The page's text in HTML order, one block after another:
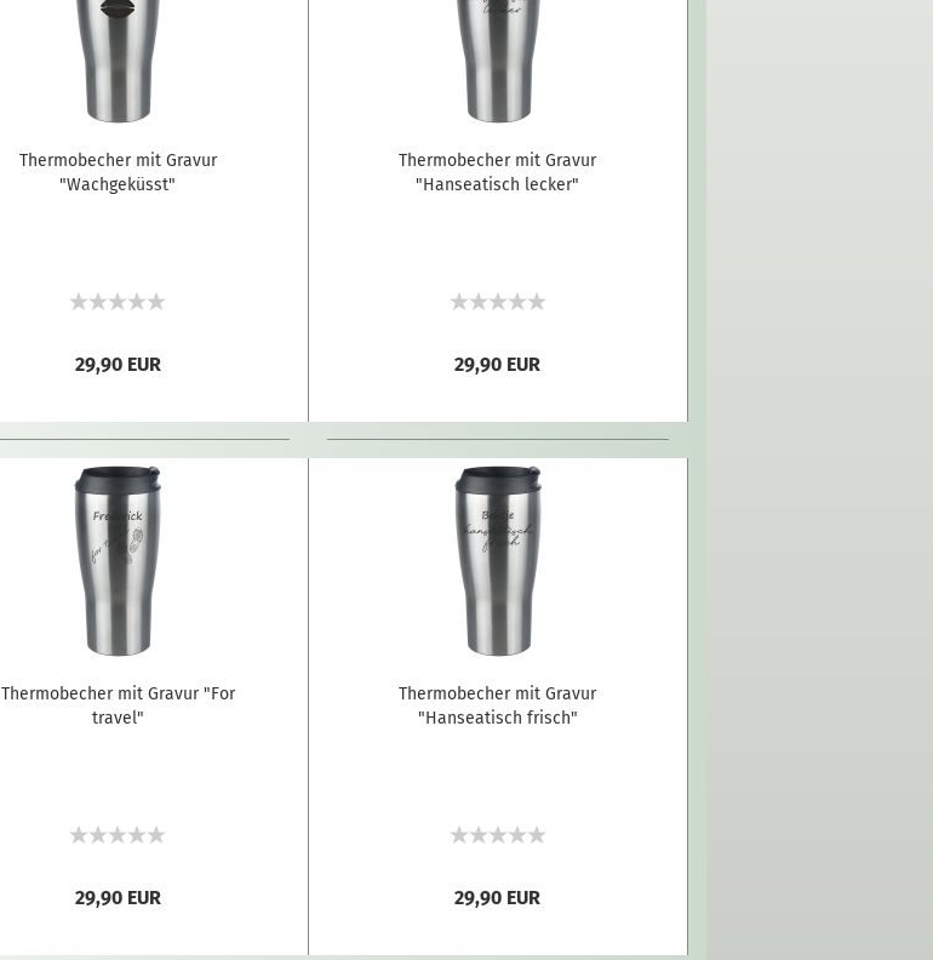
Thermobecher mit Gravur
"Wachgeküsst"
29,90 EUR
Thermobecher mit Gravur
"Hanseatisch lecker"
29,90 EUR
Thermobecher mit Gravur "For
travel"
29,90 EUR
Thermobecher mit Gravur
"Hanseatisch frisch"
29,90 EUR